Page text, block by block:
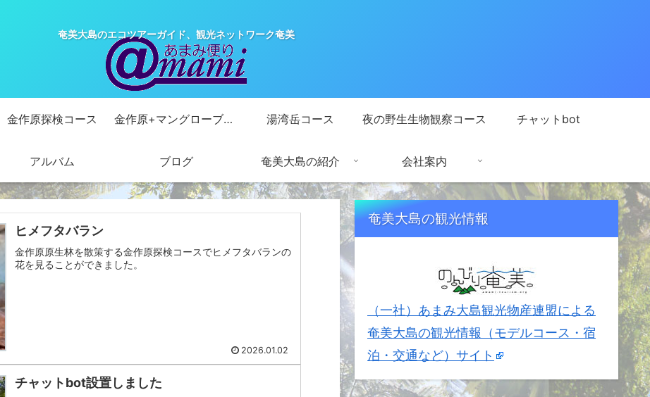
奄美大島のエコツアーガイド、観光ネットワーク奄美
金作原探検コース 金作原+マングローブカヌーコース 湯湾岳コース 夜の野生生物観察コース チャットbot
アルバム ブログ 奄美大島の紹介 会社案内
ヒメフタバラン
金作原原生林を散策する金作原探検コースでヒメフタバランの
花を見ることができました。
2026.01.02
チャットbot設置しました
奄美大島の観光情報
（一社）あまみ大島観光物産連盟による
奄美大島の観光情報（モデルコース・宿
泊・交通など）サイト